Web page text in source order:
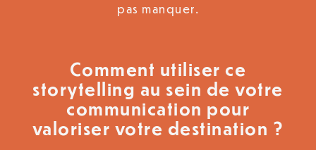
pas manquer.
Comment utiliser ce
storytelling au sein de votre
communication pour
valoriser votre destination ?